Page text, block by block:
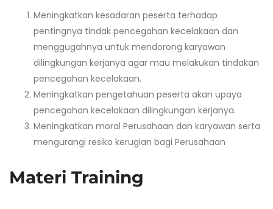
Meningkatkan kesadaran peserta terhadap
pentingnya tindak pencegahan kecelakaan dan
menggugahnya untuk mendorong karyawan
dilingkungan kerjanya agar mau melakukan tindakan
pencegahan kecelakaan.
Meningkatkan pengetahuan peserta akan upaya
pencegahan kecelakaan dilingkungan kerjanya.
Meningkatkan moral Perusahaan dan karyawan serta
mengurangi resiko kerugian bagi Perusahaan
Materi Training